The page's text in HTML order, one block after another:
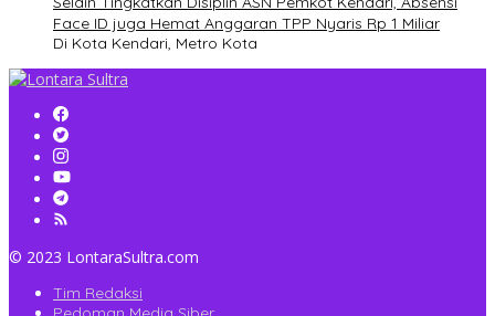
Face ID juga Hemat Anggaran TPP Nyaris Rp 1 Miliar
Di Kota Kendari, Metro Kota
© 2023 LontaraSultra.com
Tim Redaksi